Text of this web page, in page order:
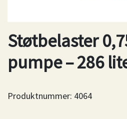
Støtbelaster
pumpe – 286
Produktnummer: 4064